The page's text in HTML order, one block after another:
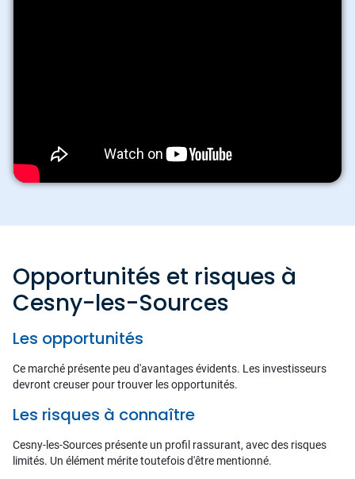
Opportunités et risques à
Cesny-les-Sources
Les opportunités
Ce marché présente peu d'avantages évidents. Les investisseurs
devront creuser pour trouver les opportunités.
Les risques à connaître
Cesny-les-Sources présente un profil rassurant, avec des risques
limités. Un élément mérite toutefois d'être mentionné.